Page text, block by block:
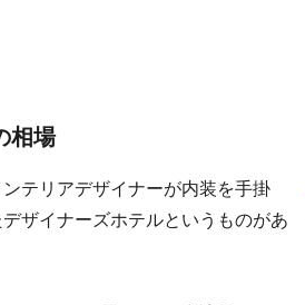
相場
テリアデザイナーが内装を手掛
ザイナーズホテルというものがあ